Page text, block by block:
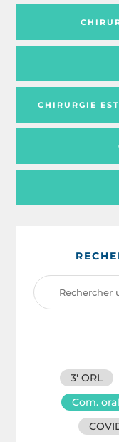
CHIRURGIE
3′ ORL
Com.